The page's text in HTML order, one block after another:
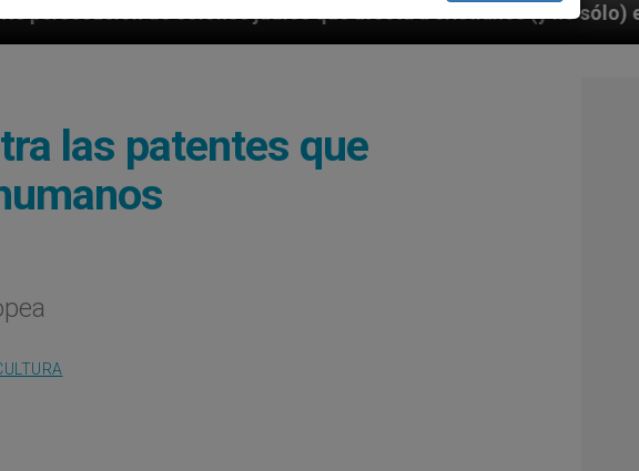
judíos que afecta a cristianos (y no sólo) en Tierra Santa
las patentes que